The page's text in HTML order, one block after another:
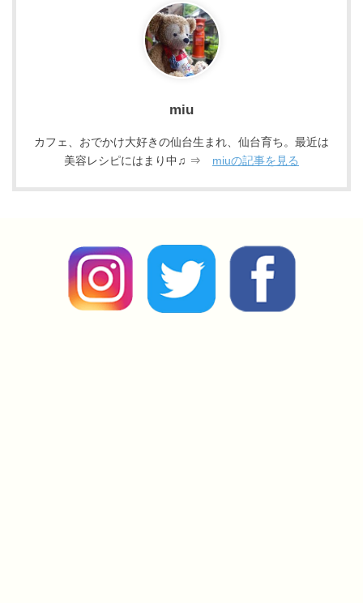
miu
カフェ、おでかけ大好きの仙台生まれ、仙台育ち。最近は
美容レシピにはまり中♫ ⇒ miuの記事を見る